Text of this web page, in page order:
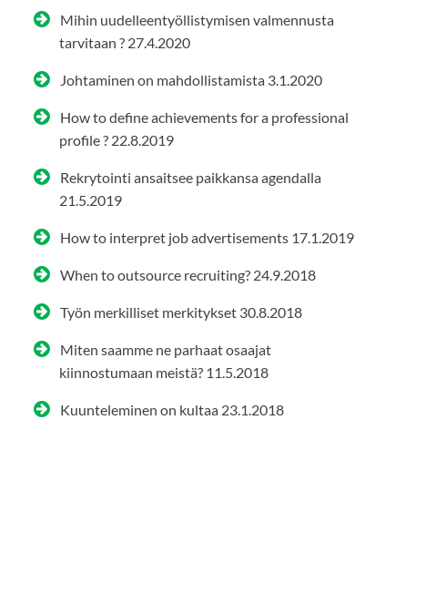
Mihin uudelleentyöllistymisen valmennusta
tarvitaan ? 27.4.2020
Johtaminen on mahdollistamista 3.1.2020
How to define achievements for a professional
profile ? 22.8.2019
Rekrytointi ansaitsee paikkansa agendalla
21.5.2019
How to interpret job advertisements 17.1.2019
When to outsource recruiting? 24.9.2018
Työn merkilliset merkitykset 30.8.2018
Miten saamme ne parhaat osaajat
kiinnostumaan meistä? 11.5.2018
Kuunteleminen on kultaa 23.1.2018